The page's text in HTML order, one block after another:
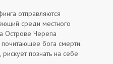
отправляются
среди местного
Острове Черепа
бога смерти.
познать на себе